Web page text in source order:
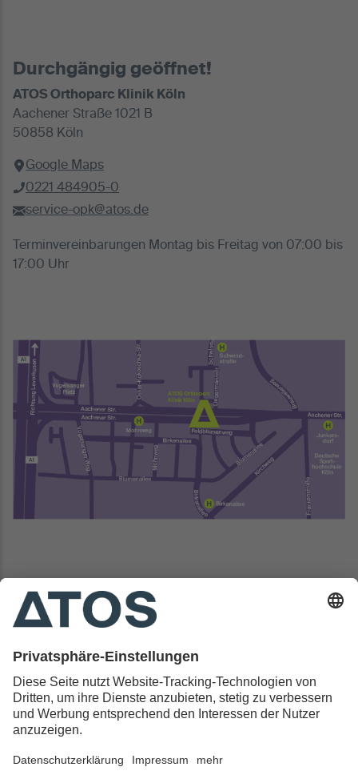
Durchgängig geöffnet!
ATOS Orthoparc Klinik Köln
Aachener Straße 1021 B
50858 Köln
Google Maps
0221 484905-0
service-opk@atos.de
Terminvereinbarungen Montag bis Freitag von 07:00 bis
17:00 Uhr
Kontakt & Rechtliches